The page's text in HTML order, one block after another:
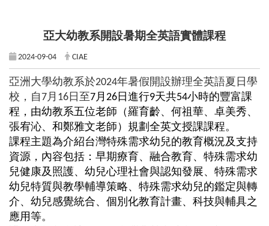
亞大幼教系開設暑期全英語實體課程
2024-09-04 CIAE
亞洲大學幼教系於2024年暑假開設辦理全英語夏日學
校，自7月16日至7月 26 日進行9天共54小時的豐富課
程，由幼教系五位老師（羅育齡、何祖華、卓美秀、
張宥沁、和鄭雅文老師）規劃全英文授課課程。
課程主題為介紹台灣特殊需求幼兒的教育概況及支持
資源，內容包括：早期療育、融合教育、特殊需求幼
兒健康及照護、幼兒心理社會與認知發展、特殊需求
幼兒特質與教學輔導策略、特殊需求幼兒的鑑定與轉
介、幼兒感覺統合、個別化教育計畫、科技與輔具之
應用等。